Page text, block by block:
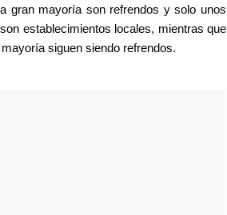
gran mayoría son refrendos y solo unos
establecimientos locales, mientras que
siguen siendo refrendos.